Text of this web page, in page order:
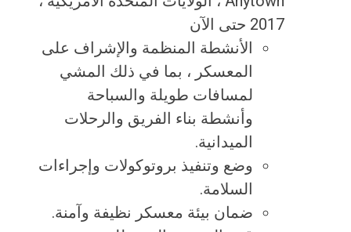
2017 حتى الآن
الأنشطة المنظمة والإشراف على
المعسكر ، بما في ذلك المشي
لمسافات طويلة والسباحة
وأنشطة بناء الفريق والرحلات
الميدانية.
وضع وتنفيذ بروتوكولات وإجراءات
السلامة.
ضمان بيئة معسكر نظيفة وآمنة.